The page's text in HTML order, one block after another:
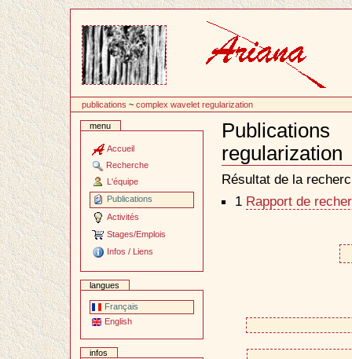
contenu
publications ~complex wavelet regularization
menu
Accueil
Recherche
L'équipe
Publications
Activités
Stages/Emplois
Infos / Liens
langues
Français
English
infos
regularization
Document
Actions
Résultat de la
1 Rapport de